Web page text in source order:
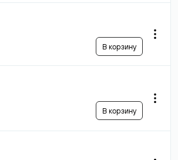
В корзину
В корзину